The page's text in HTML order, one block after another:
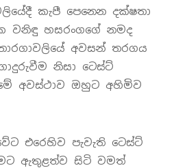
කැපී පෙනෙන දක්ෂතා
වනිඳු හසරංගගේ නමද
අවසන් තරගය
නිසා ටෙස්ට්
අවස්ථාව ඔහුට අහිමිව
එරෙහිව පැවැති ටෙස්ට්
ඇතුළත්ව සිටි වමත්